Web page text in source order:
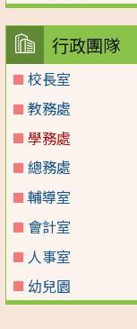
行政團隊
校長室
教務處
學務處
總務處
輔導室
會計室
人事室
幼兒園